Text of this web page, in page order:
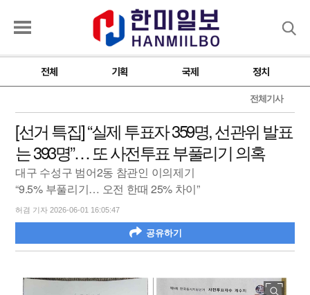
전체 기획 국제 정치
전체기사
[선거 특집] “실제 투표자 359명, 선관위 발표
는 393명”… 또 사전투표 부풀리기 의혹
대구 수성구 범어2동 참관인 이의제기
“9.5% 부풀리기… 오전 한때 25% 차이”
허겸 기자 2026-06-01 16:05:47
공유하기